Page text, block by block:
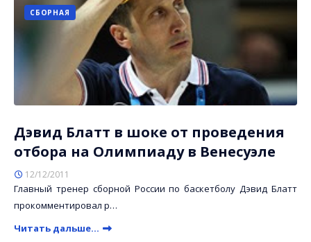
СБОРНАЯ
Дэвид Блатт в шоке от проведения
отбора на Олимпиаду в Венесуэле
12/12/2011
Главный тренер сборной России по баскетболу Дэвид Блатт
прокомментировал р…
Читать дальше...